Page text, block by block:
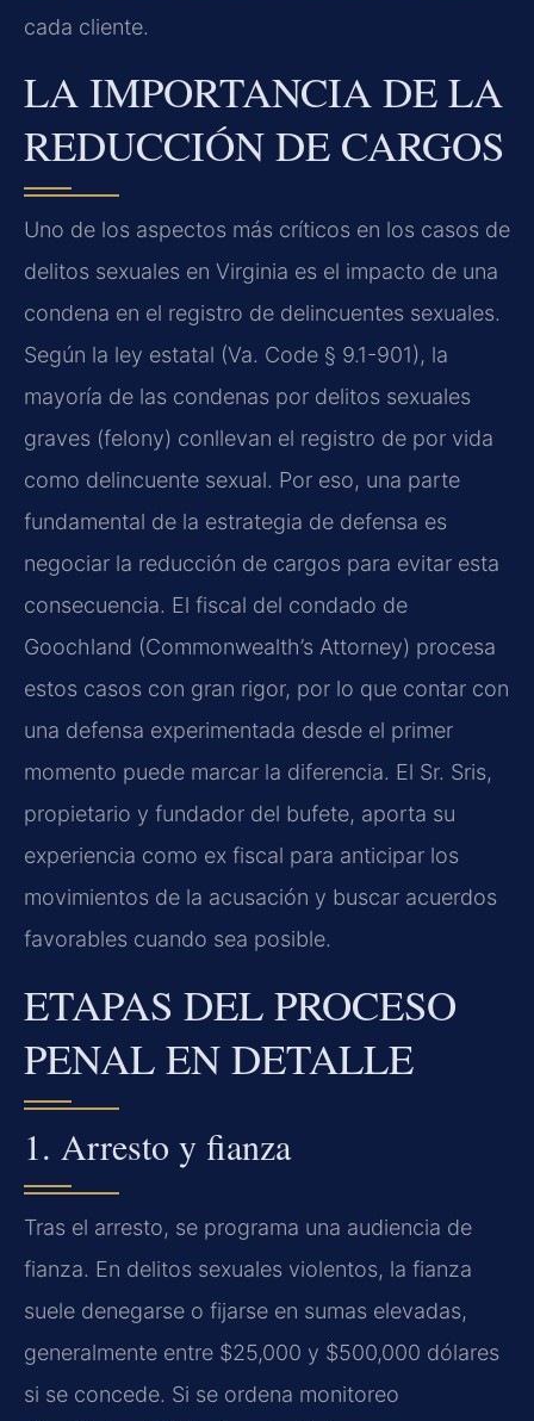
cada cliente.
LA IMPORTANCIA DE LA
REDUCCIÓN DE CARGOS
Uno de los aspectos más críticos en los casos de
delitos sexuales en Virginia es el impacto de una
condena en el registro de delincuentes sexuales.
Según la ley estatal (Va. Code § 9.1-901), la
mayoría de las condenas por delitos sexuales
graves (felony) conllevan el registro de por vida
como delincuente sexual. Por eso, una parte
fundamental de la estrategia de defensa es
negociar la reducción de cargos para evitar esta
consecuencia. El fiscal del condado de
Goochland (Commonwealth’s Attorney) procesa
estos casos con gran rigor, por lo que contar con
una defensa experimentada desde el primer
momento puede marcar la diferencia. El Sr. Sris,
propietario y fundador del bufete, aporta su
experiencia como ex fiscal para anticipar los
movimientos de la acusación y buscar acuerdos
favorables cuando sea posible.
ETAPAS DEL PROCESO
PENAL EN DETALLE
1. Arresto y fianza
Tras el arresto, se programa una audiencia de
fianza. En delitos sexuales violentos, la fianza
suele denegarse o fijarse en sumas elevadas,
generalmente entre $25,000 y $500,000 dólares
si se concede. Si se ordena monitoreo